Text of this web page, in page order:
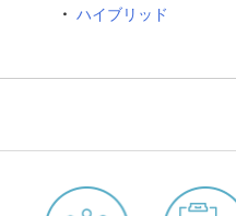
ハイブリッド